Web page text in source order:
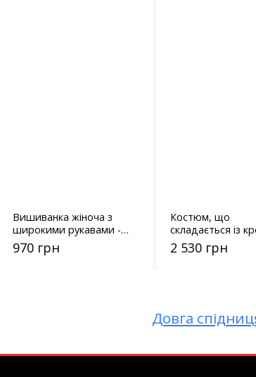
Костюм, що
складається із кроп
жакету та шортів
спідниці сірий Барбі
2 530 грн
Костюм із
мокко
1 300 грн
Довга